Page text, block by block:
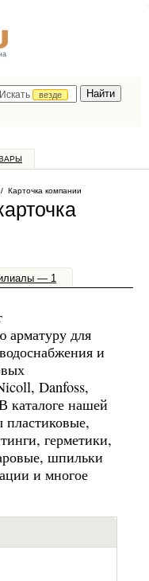
Искать
везде
/ Карточка компании
— 1
арматуру для
и
Danfoss,
каталоге нашей
пластиковые,
герметики,
шпильки
и многое